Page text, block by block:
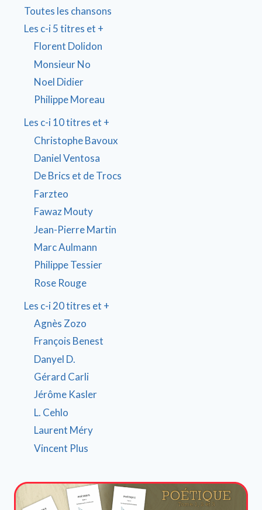
Toutes les chansons
Les c-i 5 titres et +
Florent Dolidon
Monsieur No
Noel Didier
Philippe Moreau
Les c-i 10 titres et +
Christophe Bavoux
Daniel Ventosa
De Brics et de Trocs
Farzteo
Fawaz Mouty
Jean-Pierre Martin
Marc Aulmann
Philippe Tessier
Rose Rouge
Les c-i 20 titres et +
Agnès Zozo
François Benest
Danyel D.
Gérard Carli
Jérôme Kasler
L. Cehlo
Laurent Méry
Vincent Plus